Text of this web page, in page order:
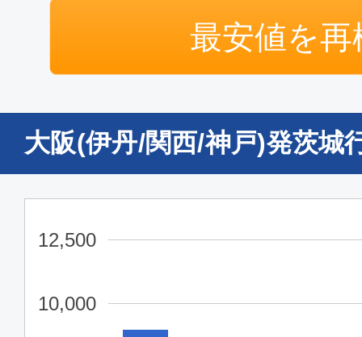
最安値を再
大阪(伊丹/関西/神戸)発茨城
10,000
12,500